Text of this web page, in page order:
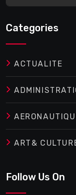
Categories
ACTUALITE
ART&
Follow Us On